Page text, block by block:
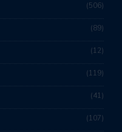
506
89
12
119
41
107